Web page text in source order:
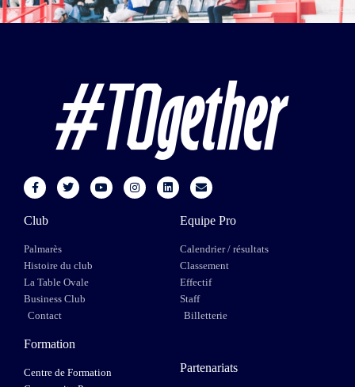
Club
Palmarès
Histoire du club
La Table Ovale
Business Club
Contact
Equipe Pro
Calendrier / résultats
Classement
Effectif
Staff
Billetterie
Formation
Centre de Formation
Partenariats